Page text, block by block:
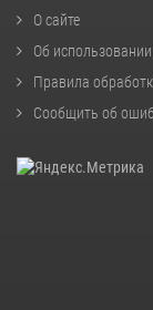
О сайте
Об
Правила
Сообщить об